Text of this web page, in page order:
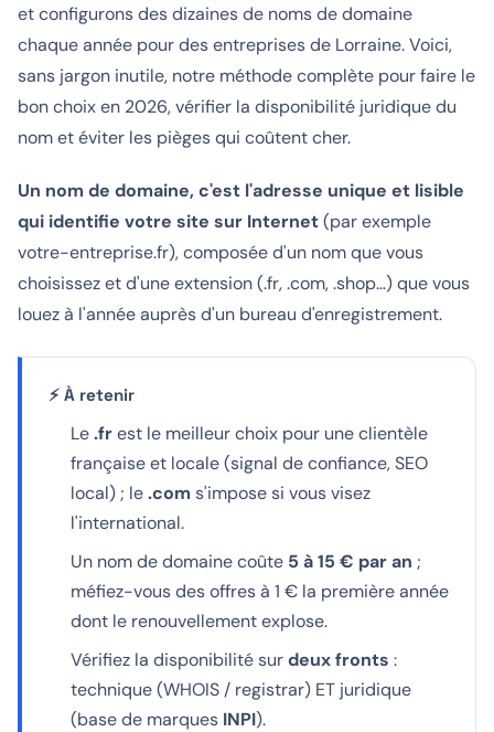
et configurons des dizaines de noms de domaine
chaque année pour des entreprises de Lorraine. Voici,
sans jargon inutile, notre méthode complète pour faire le
bon choix en 2026, vérifier la disponibilité juridique du
nom et éviter les pièges qui coûtent cher.
Un nom de domaine, c'est l'adresse unique et lisible
qui identifie votre site sur Internet(par exemple
votre-entreprise.fr), composée d'un nom que vous
choisissez et d'une extension (.fr, .com, .shop…) que vous
louez à l'année auprès d'un bureau d'enregistrement.
⚡ À retenir
Le.frest le meilleur choix pour une clientèle
française et locale (signal de confiance, SEO
local) ; le.com s'impose si vous visez
l'international.
Un nom de domaine coûte 5 à 15 € par an ;
méfiez-vous des offres à 1 € la première année
dont le renouvellement explose.
Vérifiez la disponibilité surdeux fronts :
technique (WHOIS / registrar) ET juridique
(base de marques INPI).